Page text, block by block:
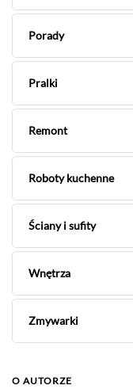
Porady
Pralki
Remont
Roboty kuchenne
Ściany i sufity
Wnętrza
Zmywarki
O AUTORZE